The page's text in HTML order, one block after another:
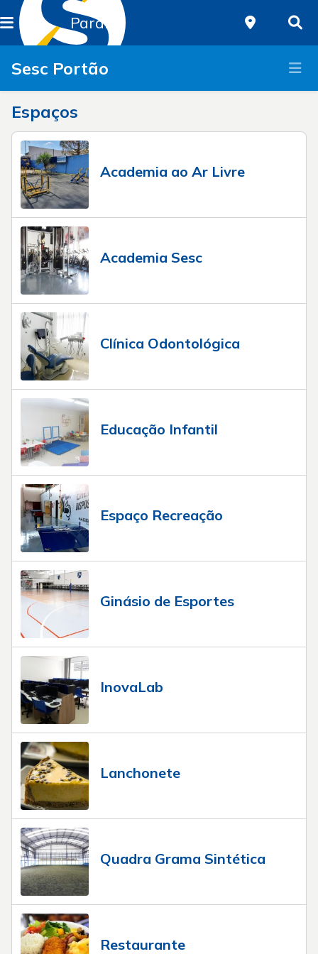
Paraná
Sesc Portão
Espaços
Academia ao Ar Livre
Academia Sesc
Clínica Odontológica
Educação Infantil
Espaço Recreação
Ginásio de Esportes
InovaLab
Lanchonete
Quadra Grama Sintética
Restaurante